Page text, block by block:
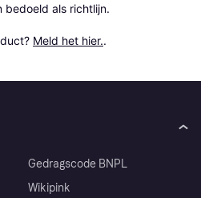
bedoeld als richtlijn.
Meld het hier..
Gedragscode BNPL
Wikipink